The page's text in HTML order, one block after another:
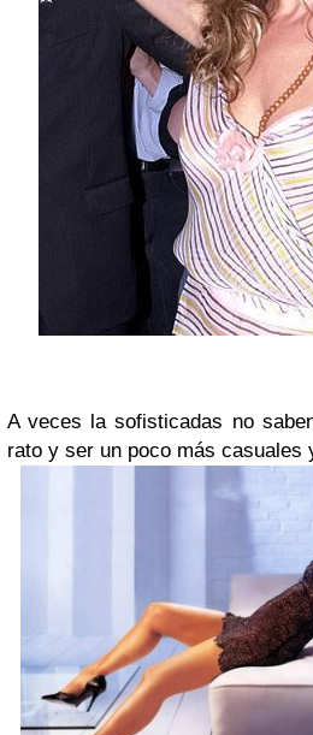
A veces la sofisticadas no
rato y ser un poco más casuales